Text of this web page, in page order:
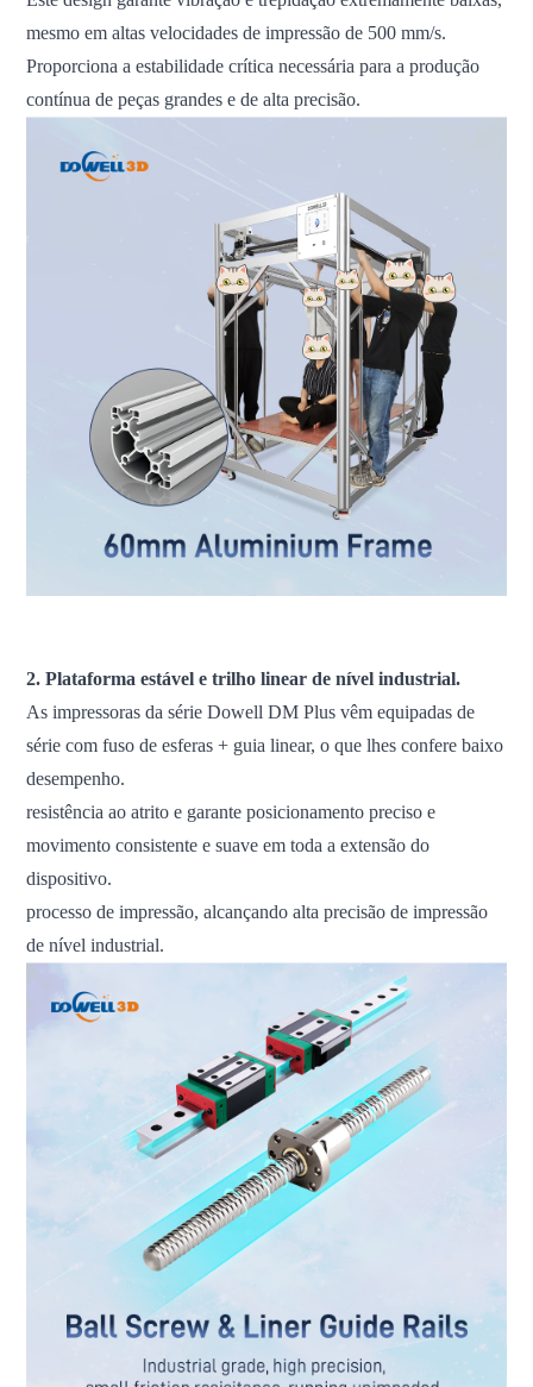
mesmo em altas velocidades de impressão de 500 mm/s.
Proporciona a estabilidade crítica necessária para a produção
contínua de peças grandes e de alta precisão.
2. Plataforma estável e trilho linear de nível industrial.
As impressoras da série Dowell DM Plus vêm equipadas de
série com fuso de esferas + guia linear, o que lhes confere baixo
desempenho.
resistência ao atrito e garante posicionamento preciso e
movimento consistente e suave em toda a extensão do
dispositivo.
processo de impressão, alcançando alta precisão de impressão
de nível industrial.